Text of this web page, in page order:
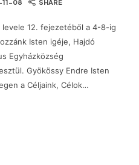
11-08 SHARE
12. fejezetéből a 4-8-ig
Isten igéje, Hajdó
Egyházközség
Gyökössy Endre Isten
a Céljaink, Célok…